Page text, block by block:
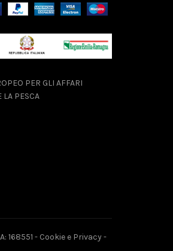
PER GLI AFFARI
LA PESCA
168551 - Cookie e Privacy-